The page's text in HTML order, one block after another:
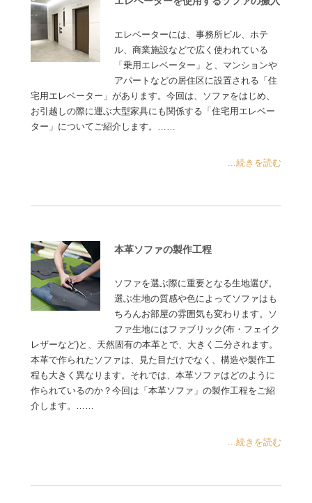
エレベーターには、事務所ビル、ホテ
ル、商業施設などで広く使われている
「乗用エレベーター」と、マンションや
アパートなどの居住区に設置される「住
宅用エレベーター」があります。今回は、ソファをはじめ、
お引越しの際に運ぶ大型家具にも関係する「住宅用エレベー
ター」についてご紹介します。……
...続きを読む
本革ソファの製作工程
ソファを選ぶ際に重要となる生地選び。
選ぶ生地の質感や色によってソファはも
ちろんお部屋の雰囲気も変わります。ソ
ファ生地にはファブリック(布・フェイク
レザーなど)と、天然固有の本革とで、大きく二分されます。
本革で作られたソファは、見た目だけでなく、構造や製作工
程も大きく異なります。それでは、本革ソファはどのように
作られているのか？今回は「本革ソファ」の製作工程をご紹
介します。……
...続きを読む